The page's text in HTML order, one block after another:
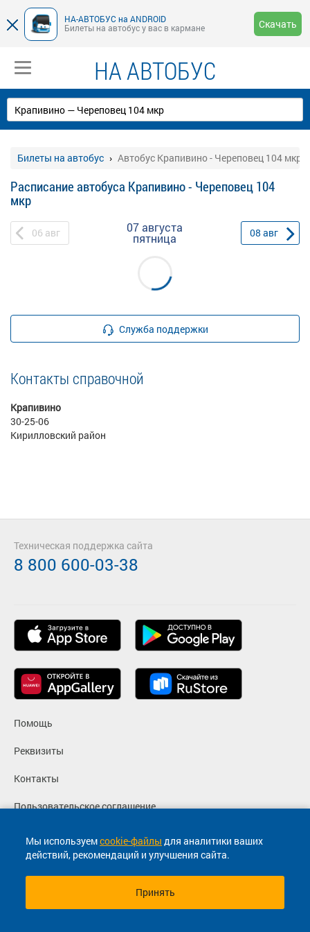
НА-АВТОБУС на ANDROID
Билеты на автобус у вас в кармане
Скачать
НА АВТОБУС
Билеты на автобус Автобус Крапивино - Череповец 104 мкр
Расписание автобуса Крапивино - Череповец 104
мкр
06 авг 07 августа
пятница 08 авг
Служба поддержки
Контакты справочной
Крапивино
30-25-06
Кирилловский район
Мы используемcookie-файлы для аналитики ваших
действий, рекомендаций и улучшения сайта.
Принять
Помощь
Реквизиты
Контакты
Пользовательское соглашение
Политика конфиденциальности
Согласие на маркетинговые сообщения
Техническая поддержка сайта
8 800 600-03-38
© 2013-2026, ООО "Капитал"- Онлайн сервис продажи